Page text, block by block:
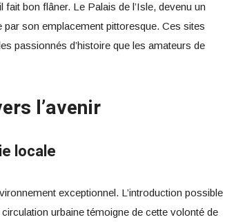
bon flâner. Le Palais de l’Isle, devenu un
son emplacement pittoresque. Ces sites
passionnés d’histoire que les amateurs de
l’avenir
locale
exceptionnel. L’introduction possible
urbaine témoigne de cette volonté de